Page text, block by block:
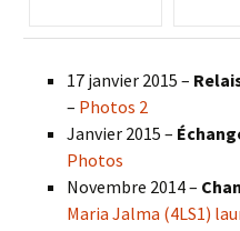
17 janvier 2015 –
– Photos 2
Janvier 2015 –
Photos
Novembre 2014 –
Maria Jalma (4LS1)